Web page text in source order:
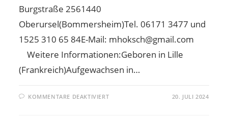
Burgstraße 2561440
Oberursel(Bommersheim)Tel. 06171 3477 und
1525 310 65 84E-Mail: mhoksch@gmail.com
Weitere Informationen:Geboren in Lille
(Frankreich)Aufgewachsen in…
KOMMENTARE DEAKTIVIERT 20. JULI 2024